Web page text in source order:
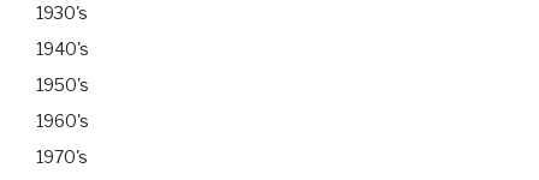
1930's
1940's
1950's
1960's
1970's